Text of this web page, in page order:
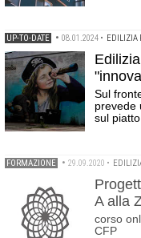
UP-TO-DATE • 08.01.2024 • EDILIZIA
Sul
prevede
sul
FORMAZIONE • 29.09.2020 •
A alla
corso
CFP